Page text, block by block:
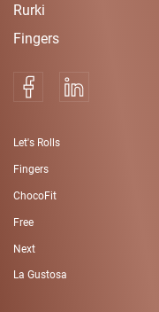
Rurki
Fingers
Let's Rolls
Fingers
ChocoFit
Free
Next
La Gustosa